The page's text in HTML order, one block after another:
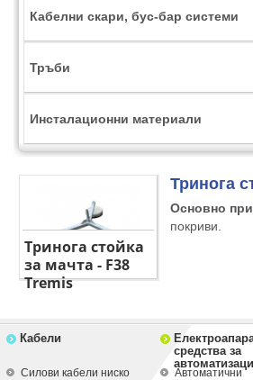
Кабелни скари, бус-бар системи
Тръби
Инсталационни материали
Тринога стойка
за мачта - F38
Tremis
Тринога
Основно
покриви.
Кабели
Силови кабели ниско
средства за
Автоматични